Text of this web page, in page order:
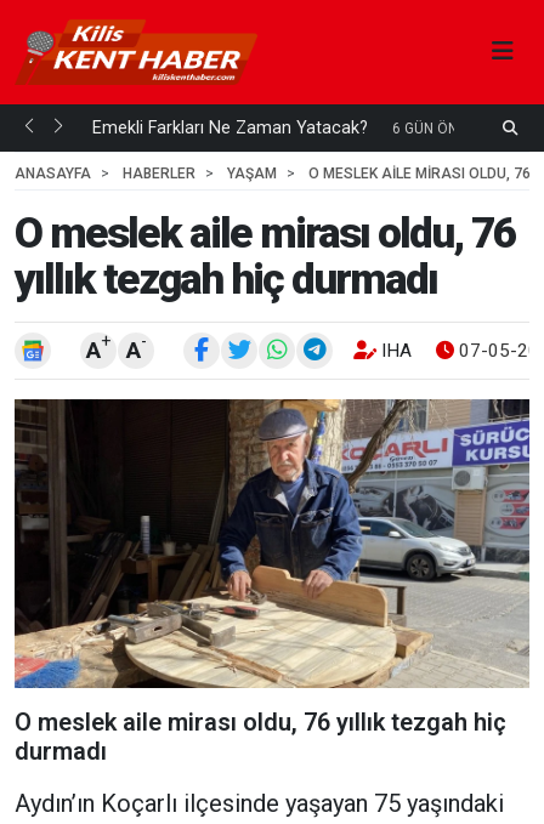
mi... Emekli Farkları Ne Zaman Yatacak? 6 GÜN ÖNCE
ANASAYFA HABERLER YAŞAM O MESLEK AILE MIRASI OLDU, 76
O meslek aile mirası oldu, 76
yıllık tezgah hiç durmadı
A+ A- IHA 07-05-
O meslek aile mirası oldu, 76 yıllık tezgah hiç
durmadı
Aydın’ın Koçarlı ilçesinde yaşayan 75 yaşındaki